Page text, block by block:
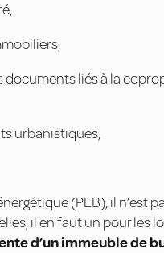
documents liés à la
urbanistiques,
(PEB), il n’est
il en faut un pour les
d’un immeuble de